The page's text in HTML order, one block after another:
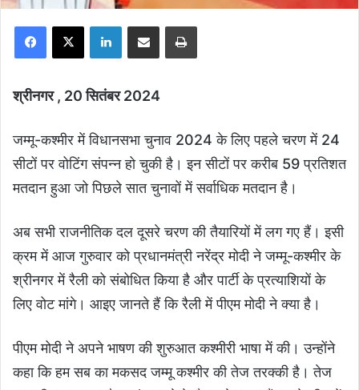
Facebook
X LinkedInShare via Email Print
श्रीनगर , 20 सितंबर 2024
जम्मू-कश्मीर में विधानसभा चुनाव 2024 के लिए पहले चरण में 24
सीटों पर वोटिंग संपन्न हो चुकी है। इन सीटों पर करीब 59 प्रतिशत
मतदान हुआ जो पिछले सात चुनावों में सर्वाधिक मतदान है।
अब सभी राजनीतिक दल दूसरे चरण की तैयारियों में लग गए हैं। इसी
क्रम में आज गुरुवार को प्रधानमंत्री नरेंद्र मोदी ने जम्मू-कश्मीर के
श्रीनगर में रैली को संबोधित किया है और पार्टी के प्रत्याशियों के
लिए वोट मांगे। आइए जानते हैं कि रैली में पीएम मोदी ने क्या है।
पीएम मोदी ने अपने भाषण की शुरुआत कश्मीरी भाषा में की। उन्होंने
कहा कि हम सब का मकसद जम्मू कश्मीर की तेज तरक्की है। तेज